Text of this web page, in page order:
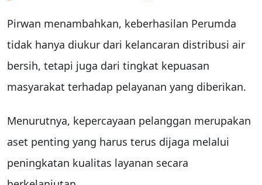
Pirwan menambahkan, keberhasilan Perumda
tidak hanya diukur dari kelancaran distribusi air
bersih, tetapi juga dari tingkat kepuasan
masyarakat terhadap pelayanan yang diberikan.
Menurutnya, kepercayaan pelanggan merupakan
aset penting yang harus terus dijaga melalui
peningkatan kualitas layanan secara